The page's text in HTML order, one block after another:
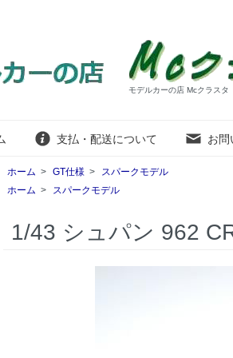
モデルカーの店 Mcクラスタ
支払・配送について お問
ホーム > GT仕様 >
スパークモデル
ホーム > スパークモデル
1/43 シュパン 962